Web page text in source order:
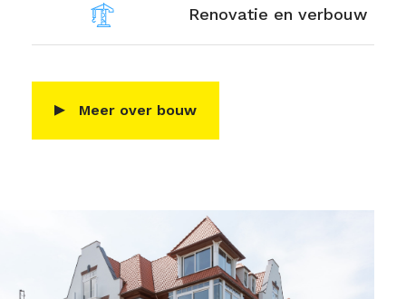
Renovatie en verbouw
Meer over bouw